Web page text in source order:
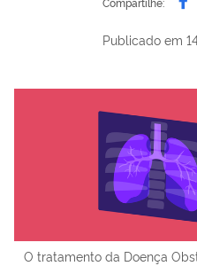
Publicado em
O tratamento da Doença